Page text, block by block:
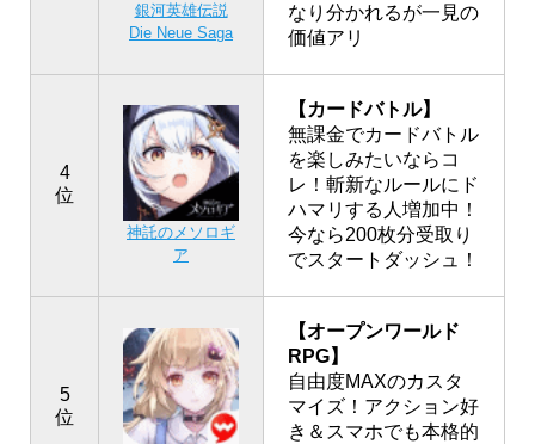
銀河英雄伝説
Die Neue Saga
なり分かれるが一見の
価値アリ
4
位
神託のメソロギ
ア
【カードバトル】
無課金でカードバトル
を楽しみたいならコ
レ！斬新なルールにド
ハマリする人増加中！
今なら200枚分受取り
でスタートダッシュ！
5
位
【オープンワールド
RPG】
自由度MAXのカスタ
マイズ！アクション好
き＆スマホでも本格的